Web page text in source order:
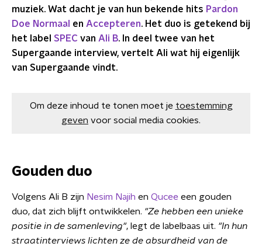
muziek. Wat dacht je van hun bekende hits Pardon
Doe Normaal en Accepteren. Het duo is getekend bij
het label SPEC van Ali B. In deel twee van het
Supergaande interview, vertelt Ali wat hij eigenlijk
van Supergaande vindt.
Om deze inhoud te tonen moet je toestemming
geven voor social media cookies.
Gouden duo
Volgens Ali B zijn Nesim Najih en Qucee een gouden
duo, dat zich blijft ontwikkelen. "Ze hebben een unieke
positie in de samenleving", legt de labelbaas uit. "In hun
straatinterviews lichten ze de absurdheid van de